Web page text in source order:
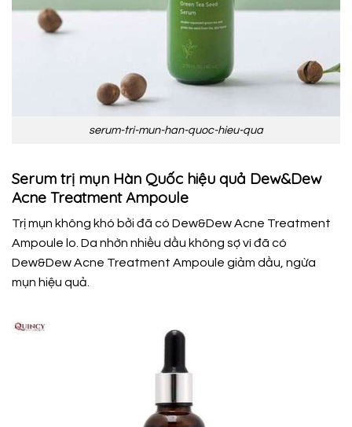
serum-tri-mun-han-quoc-hieu-qua
Serum trị mụn Hàn Quốc hiệu quả Dew&Dew
Acne Treatment Ampoule
Trị mụn không khó bởi đã có Dew&Dew Acne Treatment
Ampoule lo. Da nhờn nhiều dầu không sợ vì đã có
Dew&Dew Acne Treatment Ampoule giảm dầu, ngừa
mụn hiệu quả.